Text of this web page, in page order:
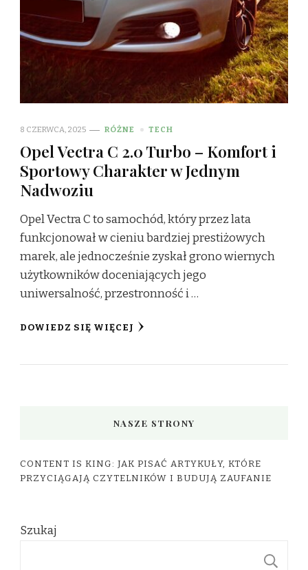
8 CZERWCA, 2025 RÓŻNE TECH
Opel Vectra C 2.0 Turbo – Komfort i
Sportowy Charakter w Jednym
Nadwoziu
Opel Vectra C to samochód, który przez lata
funkcjonował w cieniu bardziej prestiżowych
marek, ale jednocześnie zyskał grono wiernych
użytkowników doceniających jego
uniwersalność, przestronność i …
DOWIEDZ SIĘ WIĘCEJ
NASZE STRONY
CONTENT IS KING: JAK PISAĆ ARTYKUŁY, KTÓRE
PRZYCIĄGAJĄ CZYTELNIKÓW I BUDUJĄ ZAUFANIE
Szukaj